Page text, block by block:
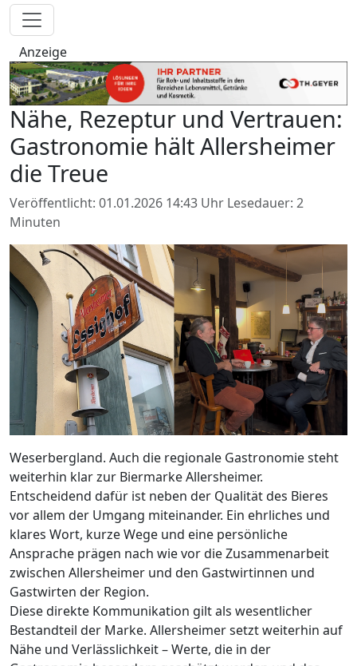
Anzeige
Nähe, Rezeptur und Vertrauen:
Gastronomie hält Allersheimer
die Treue
Veröffentlicht: 01.01.2026 14:43 Uhr Lesedauer: 2
Minuten
Weserbergland. Auch die regionale Gastronomie steht
weiterhin klar zur Biermarke Allersheimer.
Entscheidend dafür ist neben der Qualität des Bieres
vor allem der Umgang miteinander. Ein ehrliches und
klares Wort, kurze Wege und eine persönliche
Ansprache prägen nach wie vor die Zusammenarbeit
zwischen Allersheimer und den Gastwirtinnen und
Gastwirten der Region.
Diese direkte Kommunikation gilt als wesentlicher
Bestandteil der Marke. Allersheimer setzt weiterhin auf
Nähe und Verlässlichkeit – Werte, die in der